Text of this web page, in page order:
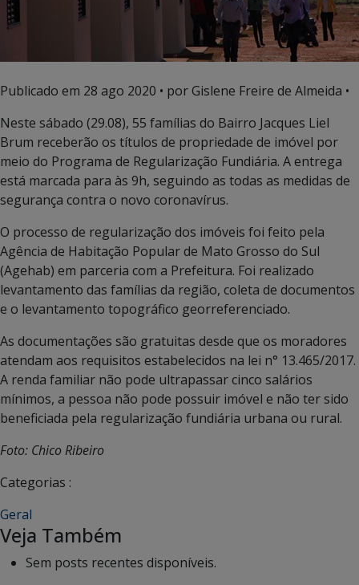
Publicado em 28 ago 2020 • por Gislene Freire de Almeida •
Neste sábado (29.08), 55 famílias do Bairro Jacques Liel
Brum receberão os títulos de propriedade de imóvel por
meio do Programa de Regularização Fundiária. A entrega
está marcada para às 9h, seguindo as todas as medidas de
segurança contra o novo coronavírus.
O processo de regularização dos imóveis foi feito pela
Agência de Habitação Popular de Mato Grosso do Sul
(Agehab) em parceria com a Prefeitura. Foi realizado
levantamento das famílias da região, coleta de documentos
e o levantamento topográfico georreferenciado.
As documentações são gratuitas desde que os moradores
atendam aos requisitos estabelecidos na lei n° 13.465/2017.
A renda familiar não pode ultrapassar cinco salários
mínimos, a pessoa não pode possuir imóvel e não ter sido
beneficiada pela regularização fundiária urbana ou rural.
Foto: Chico Ribeiro
Categorias :
Geral
Veja Também
Sem posts recentes disponíveis.